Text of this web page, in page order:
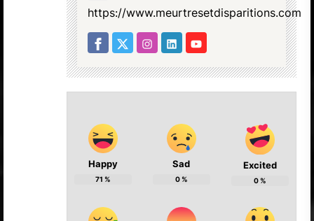
https://www.meurtresetdisparitions.com
Happy
71 %
Sad
0%
Excited
0%